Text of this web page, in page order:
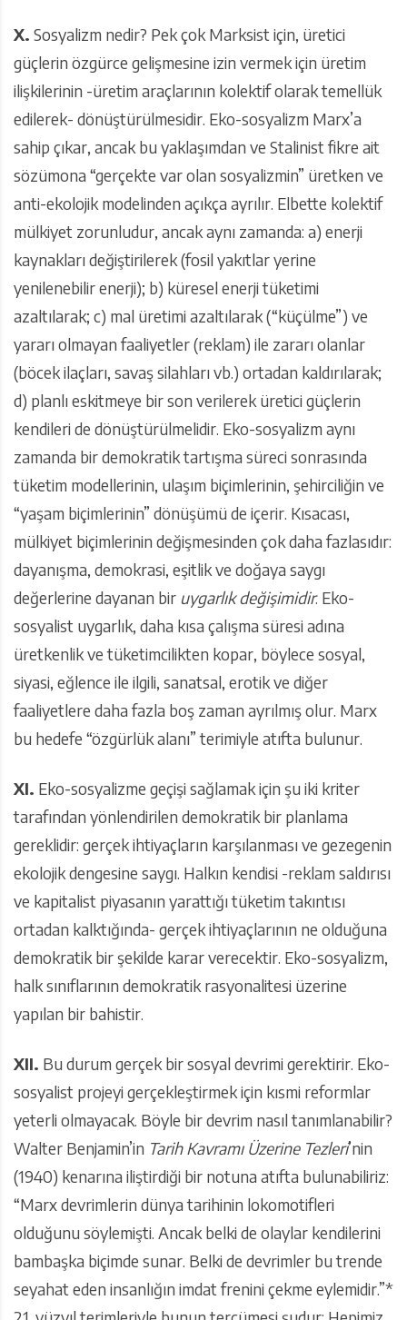
X. Sosyalizm nedir? Pek çok Marksist için, üretici
güçlerin özgürce gelişmesine izin vermek için üretim
ilişkilerinin -üretim araçlarının kolektif olarak temellük
edilerek- dönüştürülmesidir. Eko-sosyalizm Marx’a
sahip çıkar, ancak bu yaklaşımdan ve Stalinist fikre ait
sözümona “gerçekte var olan sosyalizmin” üretken ve
anti-ekolojik modelinden açıkça ayrılır. Elbette kolektif
mülkiyet zorunludur, ancak aynı zamanda: a) enerji
kaynakları değiştirilerek (fosil yakıtlar yerine
yenilenebilir enerji); b) küresel enerji tüketimi
azaltılarak; c) mal üretimi azaltılarak (“küçülme”) ve
yararı olmayan faaliyetler (reklam) ile zararı olanlar
(böcek ilaçları, savaş silahları vb.) ortadan kaldırılarak;
d) planlı eskitmeye bir son verilerek üretici güçlerin
kendileri de dönüştürülmelidir. Eko-sosyalizm aynı
zamanda bir demokratik tartışma süreci sonrasında
tüketim modellerinin, ulaşım biçimlerinin, şehirciliğin ve
“yaşam biçimlerinin” dönüşümü de içerir. Kısacası,
mülkiyet biçimlerinin değişmesinden çok daha fazlasıdır:
dayanışma, demokrasi, eşitlik ve doğaya saygı
değerlerine dayanan bir uygarlık değişimidir. Eko-
sosyalist uygarlık, daha kısa çalışma süresi adına
üretkenlik ve tüketimcilikten kopar, böylece sosyal,
siyasi, eğlence ile ilgili, sanatsal, erotik ve diğer
faaliyetlere daha fazla boş zaman ayrılmış olur. Marx
bu hedefe “özgürlük alanı” terimiyle atıfta bulunur.
XI. Eko-sosyalizme geçişi sağlamak için şu iki kriter
tarafından yönlendirilen demokratik bir planlama
gereklidir: gerçek ihtiyaçların karşılanması ve gezegenin
ekolojik dengesine saygı. Halkın kendisi -reklam saldırısı
ve kapitalist piyasanın yarattığı tüketim takıntısı
ortadan kalktığında- gerçek ihtiyaçlarının ne olduğuna
demokratik bir şekilde karar verecektir. Eko-sosyalizm,
halk sınıflarının demokratik rasyonalitesi üzerine
yapılan bir bahistir.
XII. Bu durum gerçek bir sosyal devrimi gerektirir. Eko-
sosyalist projeyi gerçekleştirmek için kısmi reformlar
yeterli olmayacak. Böyle bir devrim nasıl tanımlanabilir?
Walter Benjamin’in Tarih Kavramı Üzerine Tezleri’nin
(1940) kenarına iliştirdiği bir notuna atıfta bulunabiliriz:
“Marx devrimlerin dünya tarihinin lokomotifleri
olduğunu söylemişti. Ancak belki de olaylar kendilerini
bambaşka biçimde sunar. Belki de devrimler bu trende
seyahat eden insanlığın imdat frenini çekme eylemidir.”*